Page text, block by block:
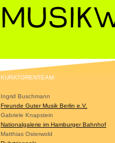
KURATORENTEAM:
Ingrid Buschmann
Freunde Guter Musik Berlin e.V.
Gabriele Knapstein
Nationalgalerie im Hamburger Bahnhof
Matthias Osterwold